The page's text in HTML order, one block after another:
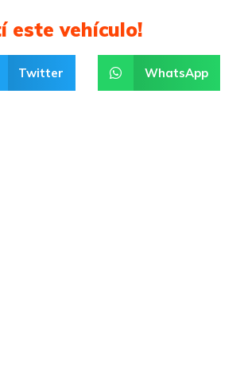
este vehículo!
Twitter WhatsApp